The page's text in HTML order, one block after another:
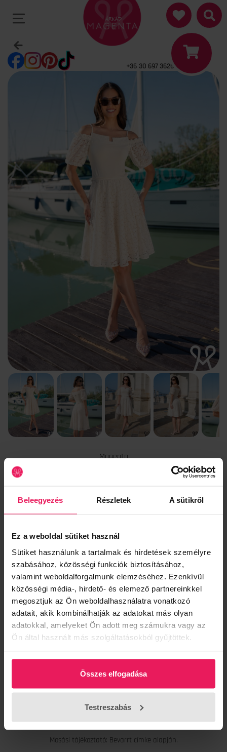
Beleegyezés Részletek A sütikről
Ez a weboldal sütiket használ
Sütiket használunk a tartalmak és hirdetések személyre
szabásához, közösségi funkciók biztosításához,
valamint weboldalforgalmunk elemzéséhez. Ezenkívül
közösségi média-, hirdető- és elemező partnereinkkel
megosztjuk az Ön weboldalhasználatra vonatkozó
adatait, akik kombinálhatják az adatokat más olyan
adatokkal, amelyeket Ön adott meg számukra vagy az
Ön által használt más szolgáltatásokból gyűjtöttek.
Összes elfogadása
Testreszabás
+36 30 697 3626
Magenta
Csipkés szoknya
31.900 Ft 22.330 Ft
Szín:
Vaj
Méret:
S1=S=36 méret S2=M=38 méret
záródással, amely elegáns és nőies megjelenést biztosít.
Anyagösszetétel:
Mosási tájékoztató: Bevarrt címke alapján.